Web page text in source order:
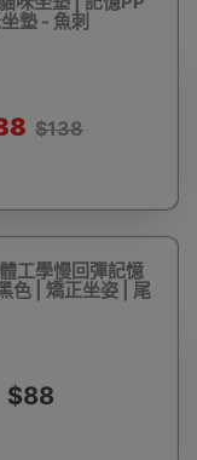
墊 - 魚刺
$138
工學慢回彈記憶
色 | 矯正坐姿 | 尾
$88